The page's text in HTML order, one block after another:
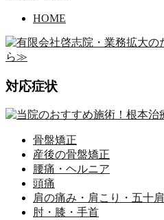
HOME
対応症状
骨盤矯正
産後の骨盤矯正
腰痛・ヘルニア
頭痛
肩の痛み・肩こり・五十肩
肘・膝・手首